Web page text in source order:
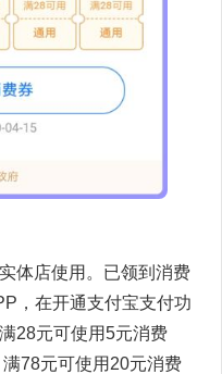
体店使用。已领到消费
，在开通支付宝支付功
28元可使用5元消费
78元可使用20元消费